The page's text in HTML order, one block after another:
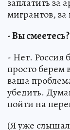
заплатить за
мигрантов,
- Вы
- Нет. Россия
просто берем
ваша
убедить.
пойти на
(Я уже